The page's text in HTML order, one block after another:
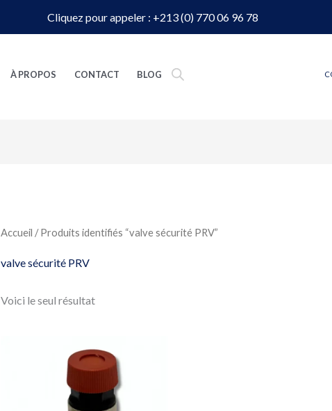
Cliquez pour appeler : +213 (0) 770 06 96 78
À PROPOS CONTACT BLOG
Accueil / Produits identifiés “valve sécurité PRV”
valve sécurité PRV
Voici le seul résultat
de
à
1,100 د.ج